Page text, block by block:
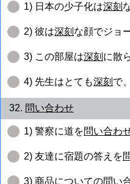
1) 日本の少子化は深刻
2) 彼は深刻 な顔でジョ
3) この部屋は深刻 に散
4) 先生はとても深刻 で
32. 問い合わせ
1) 警察に道を問い合わ
2) 友達に宿題の答えを
3) 商品についての問い